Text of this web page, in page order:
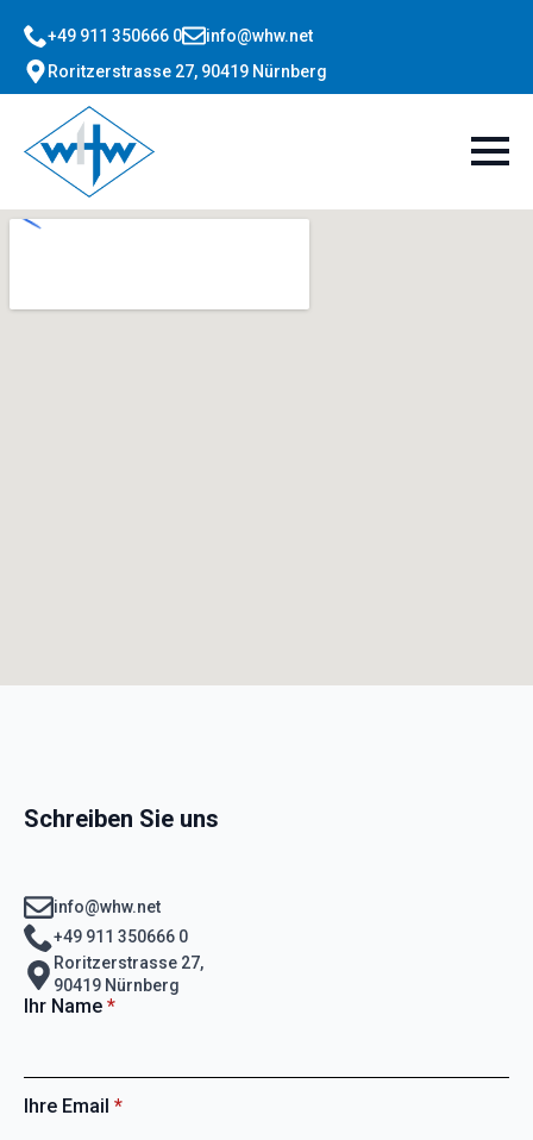
+49 911 350666 0
info@whw.net
Roritzerstrasse 27, 90419 Nürnberg
Schreiben Sie uns
info@whw.net
+49 911 350666 0
Roritzerstrasse 27,
90419 Nürnberg
Ihr Name *
Ihre Email *